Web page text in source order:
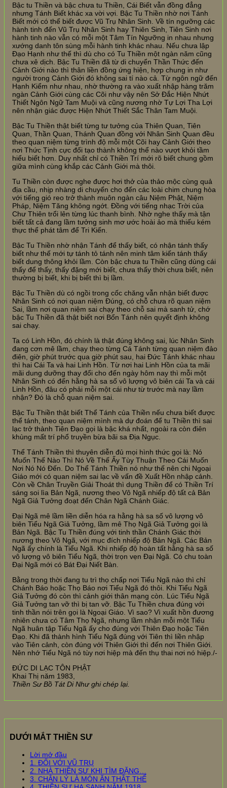
Bậc tu Thiền và bậc chưa tu Thiền, Cái Biết vẫn đồng đẳng
nhưng Tánh Biết khác xa vời vợi. Bậc Tu Thiền nhờ nơi Tánh
Biết mới có thể biết được Vũ Trụ Nhân Sinh. Về tín ngưỡng các
hành tinh đến Vũ Trụ Nhân Sinh hay Thiên Sinh, Tiên Sinh nơi
hành tinh nào vẫn có mỗi một Tâm Tín Ngưỡng in nhau nhưng
xướng danh tôn sùng mỗi hành tinh khác nhau. Nếu chưa lập
Đạo Hạnh như thế thì dù cho có Tu Thiền một ngàn năm cũng
chưa xê dịch. Bậc Tu Thiền đã từ di chuyển Thần Thức đến
Cảnh Giới nào thì thân liền đồng ứng hiện, hợp chung in như
người trong Cảnh Giới đó không sai tí nào cả. Từ ngôn ngữ đến
Hạnh Kiểm như nhau, nhờ thường ra vào xuất nhập hàng trăm
ngàn Cảnh Giới cùng các Cõi như vậy nên Sở Đắc Hiện Nhứt
Thiết Ngôn Ngữ Tam Muội và cũng nương nhờ Tự Lợi Tha Lợi
nên nhận giác được Hiện Nhứt Thiết Sắc Thân Tam Muội.
Bậc Tu Thiền thật biết từng tư tưởng của Thiên Quan, Tiên
Quan, Thần Quan, Thánh Quan đồng với Nhân Sinh Quan đều
theo quan niệm từng trình độ mỗi một Cõi hay Cảnh Giới theo
nơi Thức Tịnh cực đối tạo thành không thể nào vượt khỏi tầm
hiểu biết hơn. Duy nhất chỉ có Thiền Trí mới rõ biết chung gồm
giữa mình cùng khắp các Cảnh Giới mà thôi.
Tu Thiền còn được nghe được hơi thở của thảo mộc cùng quả
địa cầu, nhịp nhàng di chuyển cho đến các loài chim chung hòa
với tiếng gió reo trở thành muôn ngàn câu Niệm Phật, Niệm
Pháp, Niệm Tăng không ngớt. Đồng với tiếng nhạc Trời của
Chư Thiên trổi lên từng lúc thanh bình. Nhờ nghe thấy mà tận
biết tất cả đang lầm tưởng sinh mơ ước hoài ảo mà thiếu kém
thực thể phát tâm để Tri Kiến.
Bậc Tu Thiền nhờ nhận Tánh để thấy biết, có nhận tánh thấy
biết như thế mới tự tánh tỏ tánh nên minh tâm kiến tánh thấy
biết dung thông khỏi lầm. Còn bậc chưa tu Thiền cũng dùng cái
thấy để thấy, thấy đặng mới biết, chưa thấy thời chưa biết, nên
thường bị biết, khi bị biết thì bị lầm.
Bậc Tu Thiền dù có ngồi trong cốc chăng vẫn nhận biết được
Nhân Sinh có nơi quan niệm Đúng, có chỗ chưa rõ quan niệm
Sai, lầm nơi quan niệm sai chạy theo chỗ sai mà sanh tử, chớ
bậc Tu Thiền đã thật biết nơi Bổn Tánh nên quyết định không
sai chạy.
Ta có Linh Hồn, đó chính là thật đúng không sai, lúc Nhân Sinh
đang cơn mê lầm, chạy theo từng Cá Tánh từng quan niệm đảo
điên, giờ phút trước qua giờ phút sau, hai Đức Tánh khác nhau
thì hai Cái Ta và hai Linh Hồn. Từ nơi hai Linh Hồn của ta mãi
mãi dung dưỡng thay đổi cho đến ngày hôm nay thì mỗi một
Nhân Sinh có đến hằng hà sa số vô lượng vô biên cái Ta và cái
Linh Hồn, đâu có phải mỗi một cái như từ trước mà nay lầm
nhận? Đó là chỗ quan niệm sai.
Bậc Tu Thiền thật biết Thể Tánh của Thiền nếu chưa biết được
thể tánh, theo quan niệm mình mà dự đoán để tu Thiền thì sai
lạc trở thành Tiên Đạo gọi là bậc khá nhất, ngoài ra còn điên
khùng mất trí phổ truyền bừa bãi sa Địa Ngục.
Thể Tánh Thiền thì thuyên diễn đủ mọi hình thức gọi là: Nó
Muốn Thế Nào Thì Nó Về Thế Ấy Tùy Thuận Theo Cái Muốn
Nơi Nó Nó Đến. Do Thể Tánh Thiền nó như thế nên chi Ngoại
Giáo mới có quan niệm sai lạc về vấn đề Xuất Hồn nhập cảnh.
Còn về Chân Truyền Giải Thoát thì dụng Thiền để có Thiền Trí
sáng soi lìa Bản Ngã, nương theo Vô Ngã nhiếp độ tất cả Bản
Ngã Giả Tưởng đoạt đến Chân Ngã Chánh Giác.
Đại Ngã mê lầm liền diễn hóa ra hằng hà sa số vô lượng vô
biên Tiểu Ngã Giả Tưởng, lầm mê Thọ Ngã Giả Tưởng gọi là
Bản Ngã. Bậc Tu Thiền đúng với tinh thần Chánh Giác thời
nương theo Vô Ngã, với mục đích nhiếp độ Bản Ngã. Các Bản
Ngã ấy chính là Tiểu Ngã. Khi nhiếp độ hoàn tất hằng hà sa số
vô lượng vô biên Tiểu Ngã, thời trọn vẹn Đại Ngã. Có chu toàn
Đại Ngã mới có Bát Đại Niết Bàn.
Bằng trong thời đang tu trì thọ chấp nơi Tiểu Ngã nào thì chỉ
Chánh Báo hoặc Thọ Báo nơi Tiểu Ngã đó thôi. Khi Tiểu Ngã
Giả Tưởng đó còn thì cảnh giới thân mạng còn. Lúc Tiểu Ngã
Giả Tưởng tan vỡ thì bị tan vỡ. Bậc Tu Thiền chưa đúng với
tinh thần nói trên gọi là Ngoại Giáo. Vì sao? Vì xuất hồn đương
nhiên chưa có Tâm Thọ Ngã, nhưng lầm nhận mỗi một Tiểu
Ngã huân tập Tiểu Ngã ấy cho đúng với Thiên Đạo hoặc Tiên
Đạo. Khi đã thành hình Tiểu Ngã đúng với Tiên thì liền nhập
vào Tiên cảnh, còn đúng với Thiên Giới thì đến nơi Thiên Giới.
Nên nhớ Tiểu Ngã nó tùy nơi hiệp mà đến thụ thai nơi nó hiệp./-
ĐỨC DI LẠC TÔN PHẬT
Khai Thị năm 1983,
Thiền Sư Bồ Tát Di Như ghi chép lại.
DƯỚI MẮT THIỀN SƯ
Lời mở đầu
1. ĐỐI VỚI VŨ TRỤ
2. NHÀ THIỀN SƯ KHI TÌM ĐẶNG…
3. CHÂN LÝ LÀ MÓN ĂN THẬT THỂ